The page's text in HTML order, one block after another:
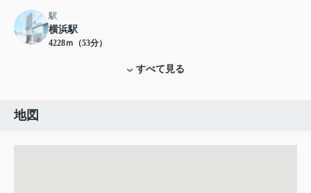
駅
横浜駅
4228ｍ（53分）
すべて見る
地図